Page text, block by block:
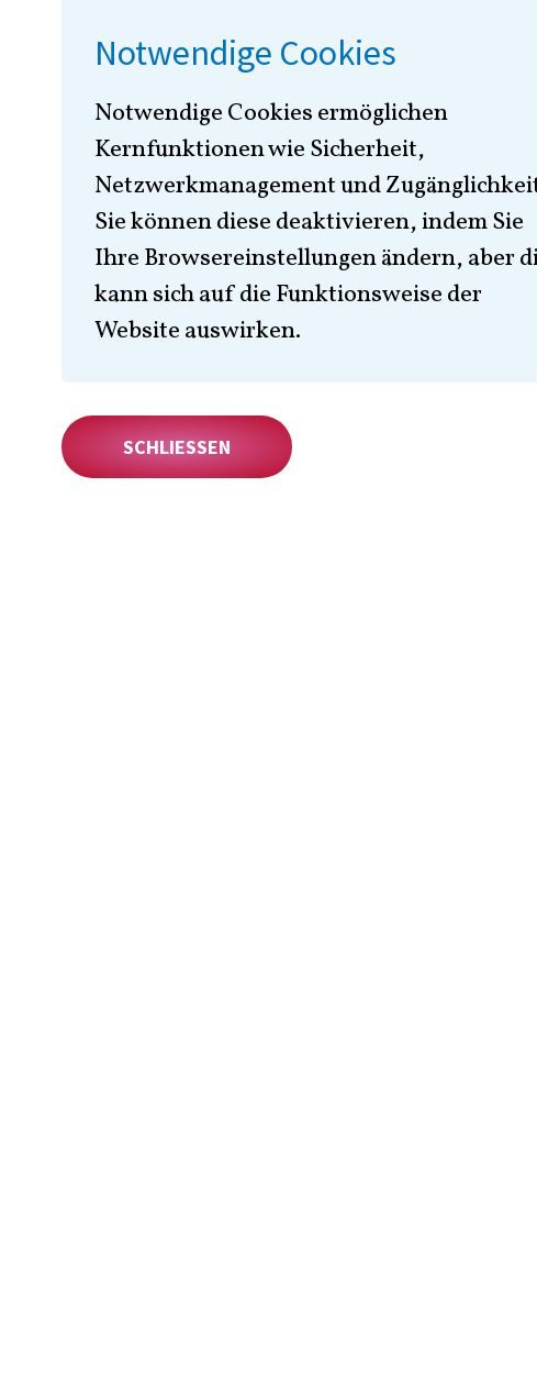
1. Was ist der
2. Was sind
3. Welche
4. Zu welchem
Daten und was ist
5. Findet ein
6. Wie schützt
7. Internationale
Notwendige Cookies
Notwendige Cookies ermöglichen
Kernfunktionen wie Sicherheit,
Netzwerkmanagement und
Sie können diese deaktivieren, indem Sie
Ihre Browsereinstellungen ändern, aber
kann sich auf die Funktionsweise der
Website auswirken.
SCHLIESSEN